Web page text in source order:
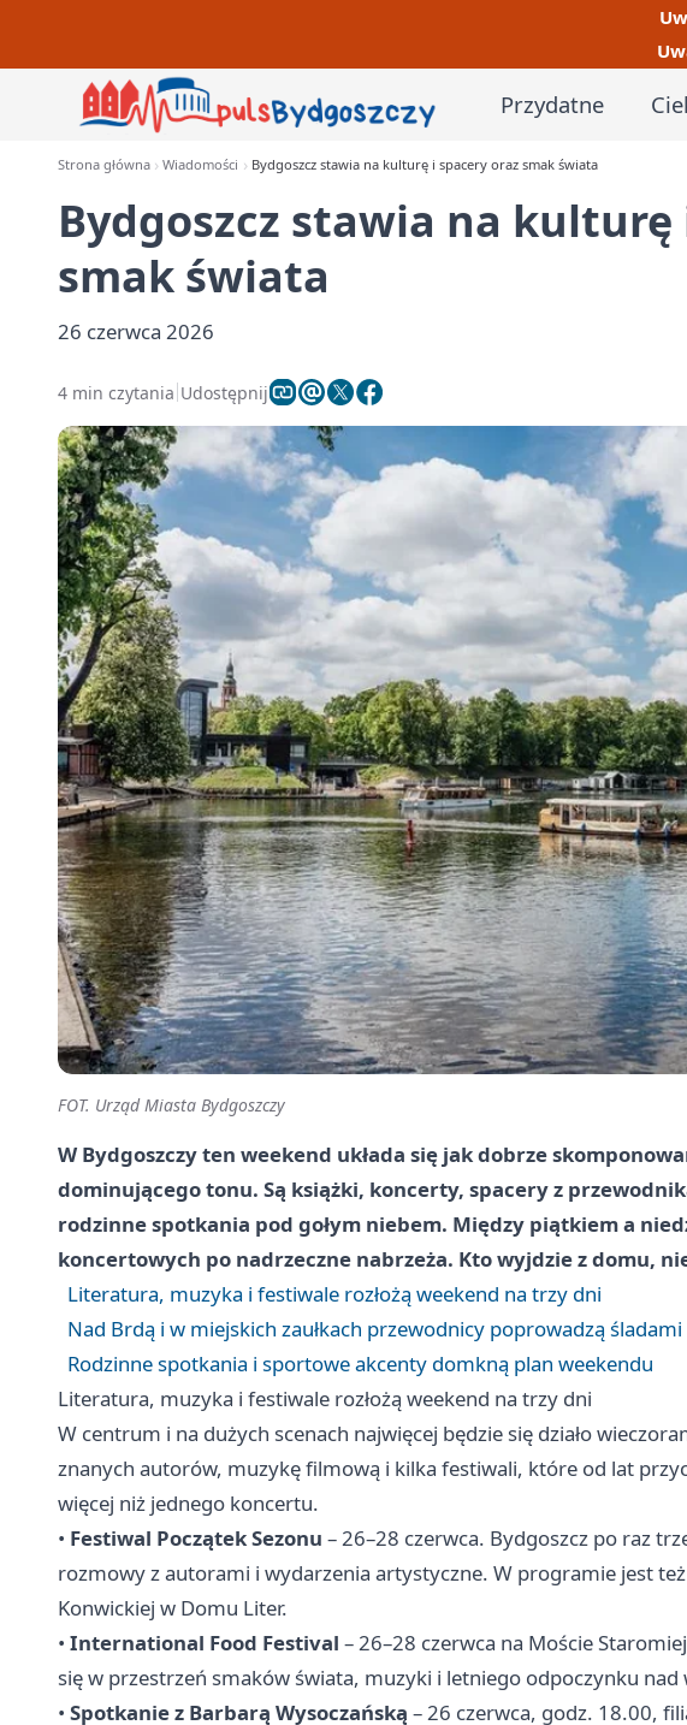
Przydatne
Strona główna Wiadomości Bydgoszcz stawia na kulturę i spacery oraz smak świata
Bydgoszcz stawia na kulturę
smak świata
26 czerwca 2026
4 min czytania Udostępnij
FOT. Urząd Miasta Bydgoszczy
W Bydgoszczy ten weekend układa się jak dobrze
dominującego tonu. Są książki, koncerty, spacery z
rodzinne spotkania pod gołym niebem. Między piątkiem a
koncertowych po nadrzeczne nabrzeża. Kto wyjdzie z domu,
Literatura, muzyka i festiwale rozłożą weekend na trzy dni
Nad Brdą i w miejskich zaułkach przewodnicy poprowadzą
Rodzinne spotkania i sportowe akcenty domkną plan weekendu
Literatura, muzyka i festiwale rozłożą weekend na trzy dni
W centrum i na dużych scenach najwięcej będzie się działo
znanych autorów, muzykę filmową i kilka festiwali, które od lat
więcej niż jednego koncertu.
• Festiwal Początek Sezonu – 26–28 czerwca. Bydgoszcz po raz
rozmowy z autorami i wydarzenia artystyczne. W programie jest
Konwickiej w Domu Liter.
• International Food Festival – 26–28 czerwca na Moście
się w przestrzeń smaków świata, muzyki i letniego odpoczynku nad
• Spotkanie z Barbarą Wysoczańską – 26 czerwca, godz. 18.00,